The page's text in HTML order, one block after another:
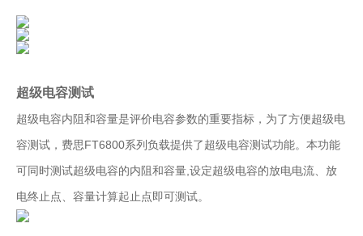
超级电容测试
超级电容内阻和容量是评价电容参数的重要指标，为了方便超级电
容测试，费思FT6800系列负载提供了超级电容测试功能。本功能
可同时测试超级电容的内阻和容量,设定超级电容的放电电流、放
电终止点、容量计算起止点即可测试。